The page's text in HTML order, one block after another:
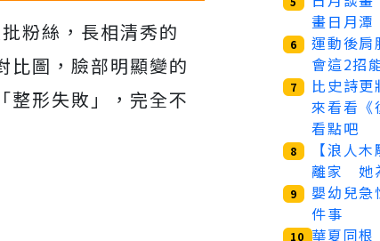
粉絲，長相清秀的
圖， 臉部明顯變的
整形失敗」，完全不
畫日月潭
6
運動後
會這2招
7
比史詩更
來看看《
看點吧
8
【浪人
離家 她
9
嬰幼兒
件事
10 華夏同